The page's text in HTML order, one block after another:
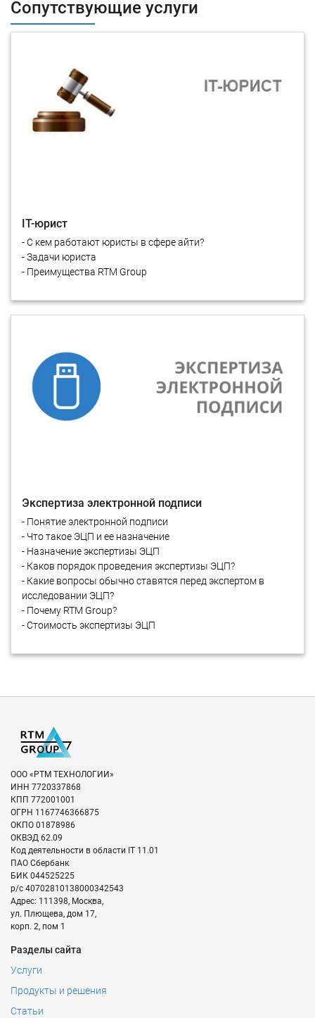
Сопутствующие услуги
IT-юрист
- С кем работают юристы в сфере айти?
- Задачи юриста
- Преимущества RTM Group
Экспертиза электронной подписи
- Понятие электронной подписи
- Что такое ЭЦП и ее назначение
- Назначение экспертизы ЭЦП
- Каков порядок проведения экспертизы ЭЦП?
- Какие вопросы обычно ставятся перед экспертом в
исследовании ЭЦП?
- Почему RTM Group?
- Стоимость экспертизы ЭЦП
ООО «РТМ ТЕХНОЛОГИИ»
ИНН 7720337868
КПП 772001001
ОГРН 1167746366875
ОКПО 01878986
ОКВЭД 62.09
Код деятельности в области IT 11.01
ПАО Сбербанк
БИК 044525225
р/с 40702810138000342543
Адрес: 111398, Москва,
ул. Плющева, дом 17,
корп. 2, пом 1
Разделы сайта
Услуги
Продукты и решения
Статьи